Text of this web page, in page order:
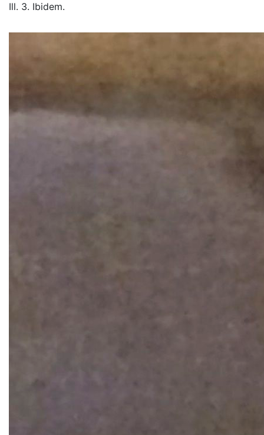
Ill. 3. Ibidem.